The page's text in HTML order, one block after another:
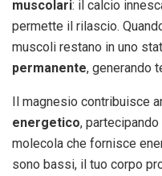
muscolari: il calcio
permette il rilascio.
muscoli restano in uno
permanente, generando
Il magnesio contribuisce
energetico, partecipando
molecola che fornisce
sono bassi, il tuo corpo